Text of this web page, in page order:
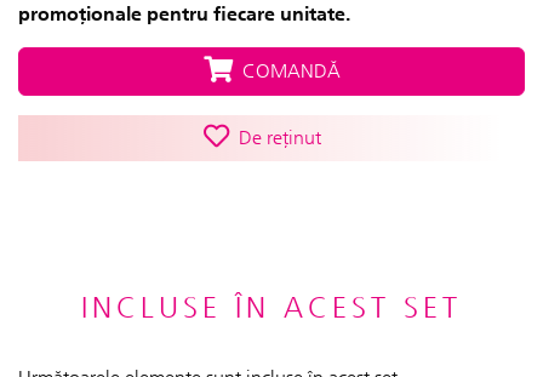
promoționale pentru fiecare unitate.
COMANDĂ
De reținut
INCLUSE ÎN ACEST SET